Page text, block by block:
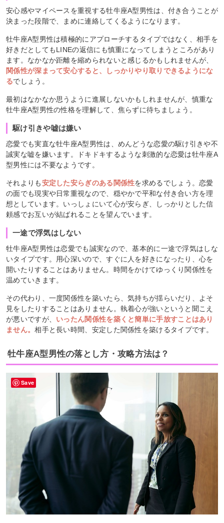
安心感やマイペースを重視する牡牛座A型男性は、付き合うことが
決まった段階で、まめに連絡してくるようになります。
牡牛座A型男性は積極的にアプローチするタイプではなく、相手を
好きだとしてもLINEの返信にも慎重になってしまうところがあり
ます。なかなか距離を縮められないと感じるかもしれませんが、
関係性が深まって安心すると、しっかりやり取りできるようにな
るでしょう。
最初はなかなか思うように進展しないかもしれませんが、慎重な
牡牛座A型男性の性格を理解して、焦らずに待ちましょう。
駆け引きや嘘は嫌い
恋愛でも実直な牡牛座A型男性は、めんどうな恋愛の駆け引きや不
誠実な嘘を嫌います。ドキドキするような刺激的な恋愛は牡牛座A
型男性には不要なようです。
それよりも安定した安らぎのある関係性を求めるでしょう。恋愛
の面でも現実や日常重視なので、穏やかで平和な付き合い方を理
想としています。いっしょにいて心が安らぎ、しっかりとした信
頼感でお互いが結ばれることを望んでいます。
一途で浮気はしない
牡牛座A型男性は恋愛でも誠実なので、基本的に一途で浮気はしな
いタイプです。用心深いので、すぐに人を好きになったり、心を
開いたりすることはありません。時間をかけてゆっくり関係性を
温めていきます。
その代わり、一度関係性を築いたら、気持ちが揺らいだり、よそ
見をしたりすることはありません。執着心が強いというと聞こえ
が悪いですが、 いったん関係性を築くと簡単に手放すことはあり
ません。相手と長い時間、安定した関係性を築けるタイプです。
牡牛座A型男性の落とし方・攻略方法は？
Save